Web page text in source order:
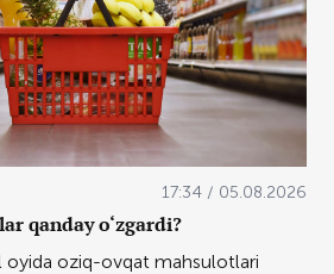
17:34 / 05.08.2026
qanday o‘zgardi?
oyida oziq-ovqat mahsulotlari